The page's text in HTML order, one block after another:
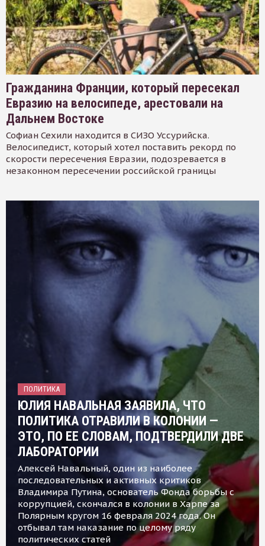
Гражданина Франции, который пересекал
Евразию на велосипеде, арестовали на
Дальнем Востоке
Софиан Сехили находится в СИЗО Уссурийска.
Велосипедист, который хотел поставить рекорд по
скорости пересечения Евразии, подозревается в
незаконном пересечении российской границы
ПОЛИТИКА
ЮЛИЯ НАВАЛЬНАЯ ЗАЯВИЛА, ЧТО
ПОЛИТИКА ОТРАВИЛИ В КОЛОНИИ —
ЭТО, ПО ЕЕ СЛОВАМ, ПОДТВЕРДИЛИ ДВЕ
ЛАБОРАТОРИИ
Алексей Навальный, один из наиболее
последовательных и активных критиков
Владимира Путина, основатель Фонда борьбы с
коррупцией, скончался в колонии в Харпе за
Полярным кругом 16 февраля 2024 года. Он
отбывал там наказание по целому ряду
политических статей